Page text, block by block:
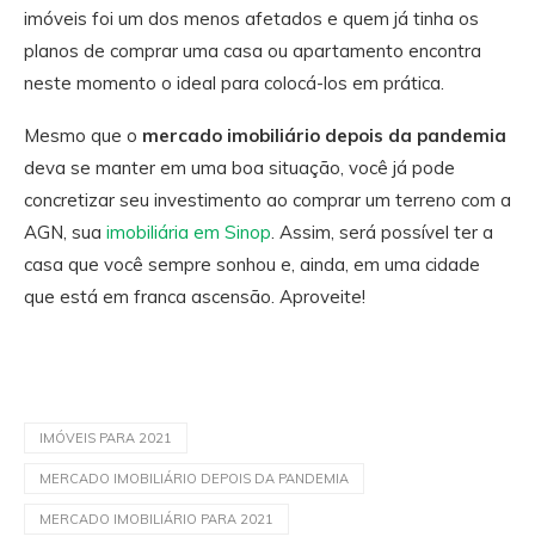
imóveis foi um dos menos afetados e quem já tinha os
planos de comprar uma casa ou apartamento encontra
neste momento o ideal para colocá-los em prática.
Mesmo que o mercado imobiliário depois da pandemia
deva se manter em uma boa situação, você já pode
concretizar seu investimento ao comprar um terreno com a
AGN, sua imobiliária em Sinop . Assim, será possível ter a
casa que você sempre sonhou e, ainda, em uma cidade
que está em franca ascensão. Aproveite!
IMÓVEIS PARA 2021
MERCADO IMOBILIÁRIO DEPOIS DA PANDEMIA
MERCADO IMOBILIÁRIO PARA 2021